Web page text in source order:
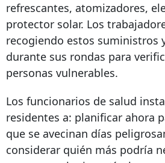
refrescantes, atomizadores,
protector solar. Los
recogiendo estos suministros
durante sus rondas para
personas vulnerables.
Los funcionarios de salud
residentes a: planificar ahora
que se avecinan días
considerar quién más podría